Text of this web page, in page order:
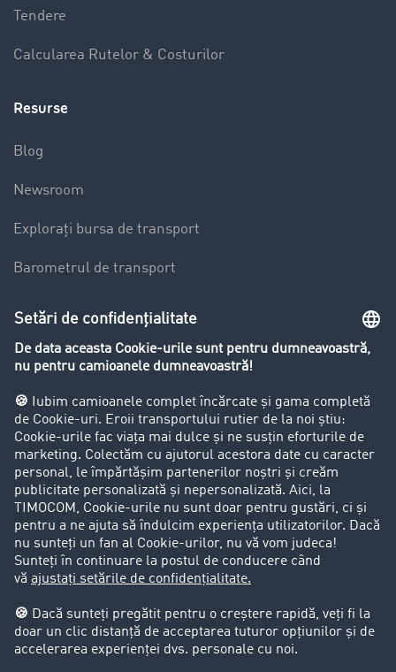
Tendere
Calcularea Rutelor & Costurilor
Resurse
Blog
Newsroom
Explorați bursa de transport
Barometrul de transport
Lexicon de Transport
Restricții de circulație pentru autocamioane
Firma
Success Stories
Clienții aduc clienți
Aspecte legale
Impressum
Protecția datelor